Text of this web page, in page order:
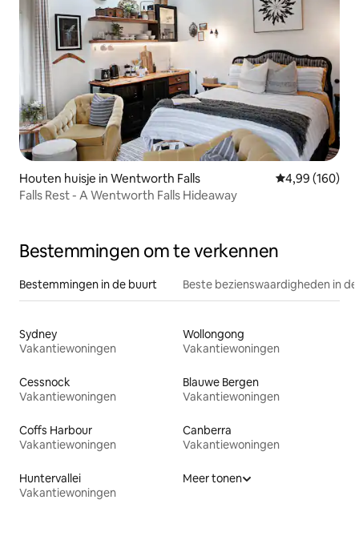
Houten huisje in Wentworth Falls Gemiddelde
4,99 (160)
Falls Rest - A Wentworth Falls Hideaway
Bestemmingen om te verkennen
Bestemmingen in de buurt Beste bezienswaardigheden in
Sydney
Vakantiewoningen
Wollongong
Vakantiewoningen
Cessnock
Vakantiewoningen
Blauwe Bergen
Vakantiewoningen
Coffs Harbour
Vakantiewoningen
Canberra
Vakantiewoningen
Huntervallei
Vakantiewoningen
Meer tonen